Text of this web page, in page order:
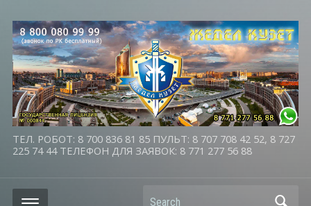
ТЕЛ. РОБОТ: 8 700 836 81 85 ПУЛЬТ: 8 707 708 42 52, 8 727
225 74 44 ТЕЛЕФОН ДЛЯ ЗАЯВОК: 8 771 277 56 88
Search